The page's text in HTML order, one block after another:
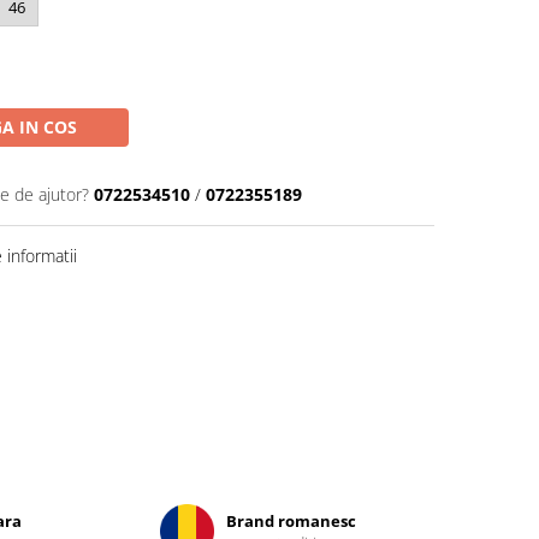
46
IN COS
de ajutor? 0722534510 / 0722355189
informatii
Brand romanesc